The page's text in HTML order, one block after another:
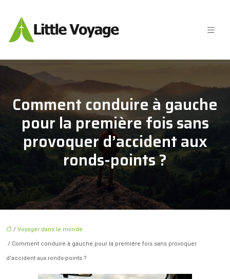
Comment conduire à gauche
pour la première fois sans
provoquer d’accident aux
ronds-points ?
/ Voyager dans le monde
/ Comment conduire à gauche pour la première fois sans provoquer
d’accident aux ronds-points ?